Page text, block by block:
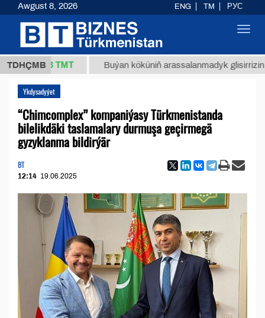
TDHÇMB
37,8 ТМТ Buýan köküniň arassalanmadyk glisirrizin
Ykdysadyýet
“Chimcomplex” kompaniýasy Türkmenistanda
bilelikdäki taslamalary durmuşa geçirmegä
gyzyklanma bildirýär
BT
12:14 19.06.2025
Awgust 8, 2026 ENG TM РУС